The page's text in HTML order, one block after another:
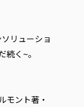
リューショ
続く~。
モント著・